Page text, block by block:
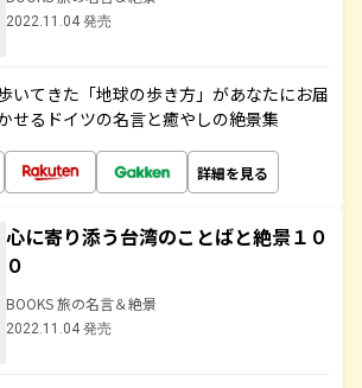
2022.11.04 発売
いてきた「地球の歩き方」があなたにお届
せるドイツの名言と癒やしの絶景集
詳細を見る
心に寄り添う台湾のことばと絶景１０
０
BOOKS 旅の名言＆絶景
2022.11.04 発売